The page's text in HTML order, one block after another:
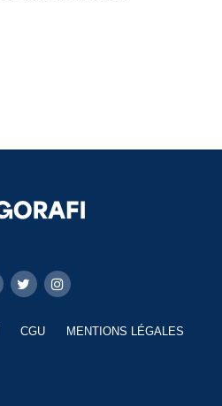
CGU MENTIONS LÉGALES